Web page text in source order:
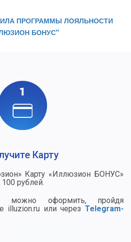
ПРОГРАММЫ ЛОЯЛЬНОСТИ
БОНУС"
Карту
Карту «Иллюзион БОНУС»
рублей.
можно оформить, пройдя
illuzion.ru или через Telegram-